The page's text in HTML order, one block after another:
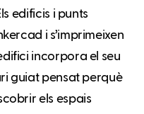
edificis i punts
i s’imprimeixen
incorpora el seu
guiat pensat perquè
els espais